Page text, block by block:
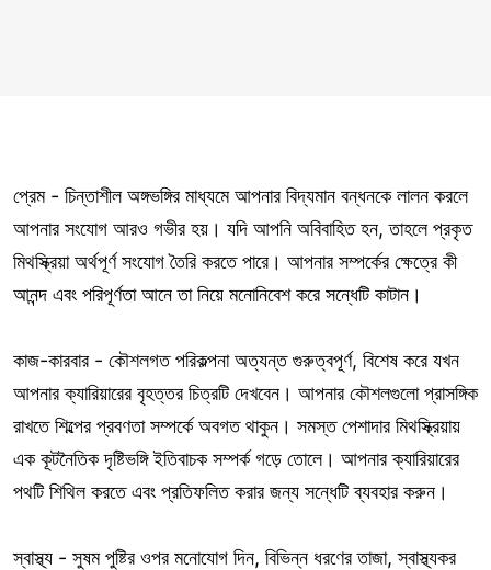
প্রেম - চিন্তাশীল অঙ্গভঙ্গির মাধ্যমে আপনার বিদ্যমান বন্ধনকে লালন করলে
আপনার সংযোগ আরও গভীর হয়। যদি আপনি অবিবাহিত হন, তাহলে প্রকৃত
মিথস্ক্রিয়া অর্থপূর্ণ সংযোগ তৈরি করতে পারে। আপনার সম্পর্কের ক্ষেত্রে কী
আনন্দ এবং পরিপূর্ণতা আনে তা নিয়ে মনোনিবেশ করে সন্ধেটি কাটান।
কাজ-কারবার - কৌশলগত পরিকল্পনা অত্যন্ত গুরুত্বপূর্ণ, বিশেষ করে যখন
আপনার ক্যারিয়ারের বৃহত্তর চিত্রটি দেখবেন। আপনার কৌশলগুলো প্রাসঙ্গিক
রাখতে শিল্পের প্রবণতা সম্পর্কে অবগত থাকুন। সমস্ত পেশাদার মিথস্ক্রিয়ায়
এক কূটনৈতিক দৃষ্টিভঙ্গি ইতিবাচক সম্পর্ক গড়ে তোলে। আপনার ক্যারিয়ারের
পথটি শিথিল করতে এবং প্রতিফলিত করার জন্য সন্ধেটি ব্যবহার করুন।
স্বাস্থ্য - সুষম পুষ্টির ওপর মনোযোগ দিন, বিভিন্ন ধরণের তাজা, স্বাস্থ্যকর